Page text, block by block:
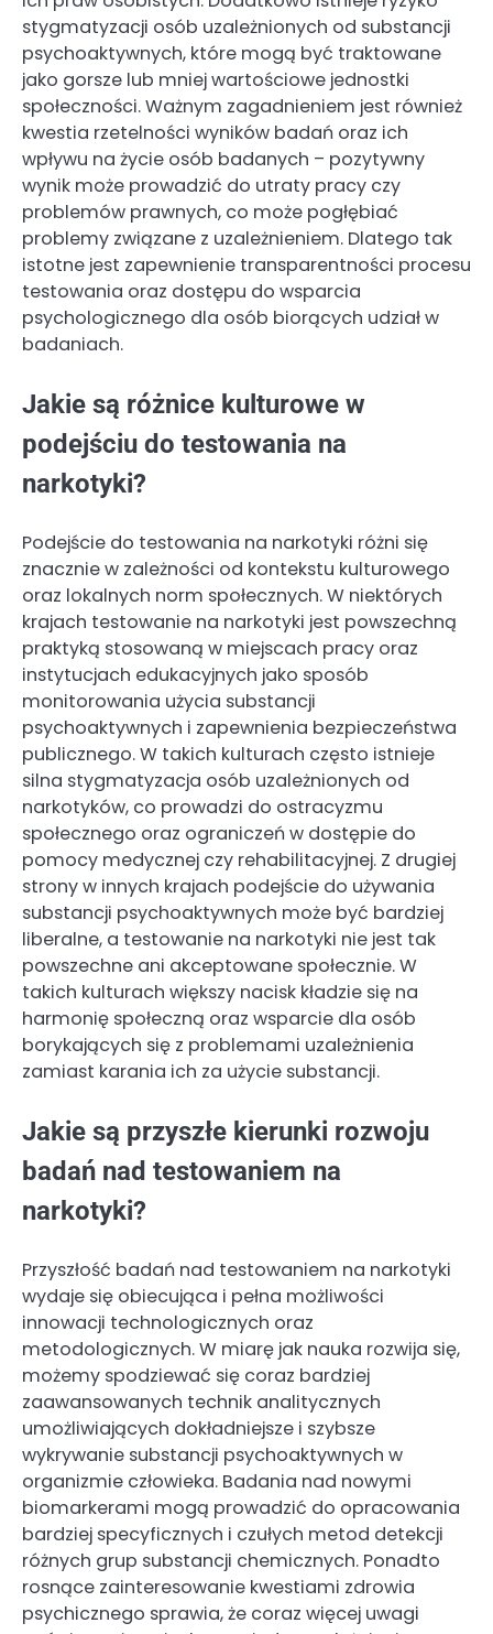
stygmatyzacji osób uzależnionych od substancji
psychoaktywnych, które mogą być traktowane
jako gorsze lub mniej wartościowe jednostki
społeczności. Ważnym zagadnieniem jest również
kwestia rzetelności wyników badań oraz ich
wpływu na życie osób badanych – pozytywny
wynik może prowadzić do utraty pracy czy
problemów prawnych, co może pogłębiać
problemy związane z uzależnieniem. Dlatego tak
istotne jest zapewnienie transparentności procesu
testowania oraz dostępu do wsparcia
psychologicznego dla osób biorących udział w
badaniach.
Jakie są różnice kulturowe w
podejściu do testowania na
narkotyki?
Podejście do testowania na narkotyki różni się
znacznie w zależności od kontekstu kulturowego
oraz lokalnych norm społecznych. W niektórych
krajach testowanie na narkotyki jest powszechną
praktyką stosowaną w miejscach pracy oraz
instytucjach edukacyjnych jako sposób
monitorowania użycia substancji
psychoaktywnych i zapewnienia bezpieczeństwa
publicznego. W takich kulturach często istnieje
silna stygmatyzacja osób uzależnionych od
narkotyków, co prowadzi do ostracyzmu
społecznego oraz ograniczeń w dostępie do
pomocy medycznej czy rehabilitacyjnej. Z drugiej
strony w innych krajach podejście do używania
substancji psychoaktywnych może być bardziej
liberalne, a testowanie na narkotyki nie jest tak
powszechne ani akceptowane społecznie. W
takich kulturach większy nacisk kładzie się na
harmonię społeczną oraz wsparcie dla osób
borykających się z problemami uzależnienia
zamiast karania ich za użycie substancji.
Jakie są przyszłe kierunki rozwoju
badań nad testowaniem na
narkotyki?
Przyszłość badań nad testowaniem na narkotyki
wydaje się obiecująca i pełna możliwości
innowacji technologicznych oraz
metodologicznych. W miarę jak nauka rozwija się,
możemy spodziewać się coraz bardziej
zaawansowanych technik analitycznych
umożliwiających dokładniejsze i szybsze
wykrywanie substancji psychoaktywnych w
organizmie człowieka. Badania nad nowymi
biomarkerami mogą prowadzić do opracowania
bardziej specyficznych i czułych metod detekcji
różnych grup substancji chemicznych. Ponadto
rosnące zainteresowanie kwestiami zdrowia
psychicznego sprawia, że coraz więcej uwagi